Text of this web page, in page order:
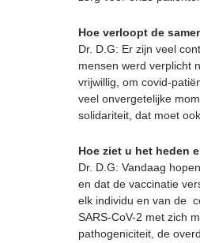
Hoe verloopt de
Dr. D.G: Er zijn veel
mensen werd verplicht
vrijwillig, om covid-
veel onvergetelijke
solidariteit, dat moet
Hoe ziet u het heden
Dr. D.G: Vandaag
en dat de vaccinatie
elk individu en van de
SARS-CoV-2 met zich
pathogeniciteit, de